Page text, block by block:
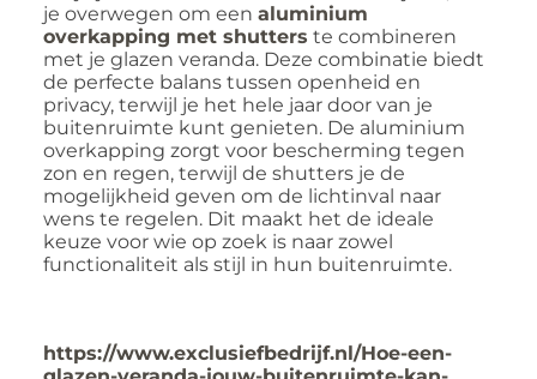
je overwegen om een aluminium
overkapping met shutters te combineren
met je glazen veranda. Deze combinatie biedt
de perfecte balans tussen openheid en
privacy, terwijl je het hele jaar door van je
buitenruimte kunt genieten. De aluminium
overkapping zorgt voor bescherming tegen
zon en regen, terwijl de shutters je de
mogelijkheid geven om de lichtinval naar
wens te regelen. Dit maakt het de ideale
keuze voor wie op zoek is naar zowel
functionaliteit als stijl in hun buitenruimte.
https://www.exclusiefbedrijf.nl/Hoe-een-